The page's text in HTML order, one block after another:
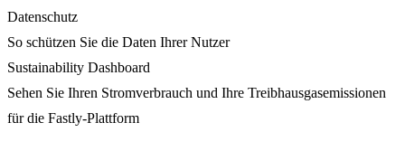
Datenschutz
So schützen Sie die Daten Ihrer Nutzer
Sustainability Dashboard
Sehen Sie Ihren Stromverbrauch und Ihre Treibhausgasemissionen
für die Fastly-Plattform